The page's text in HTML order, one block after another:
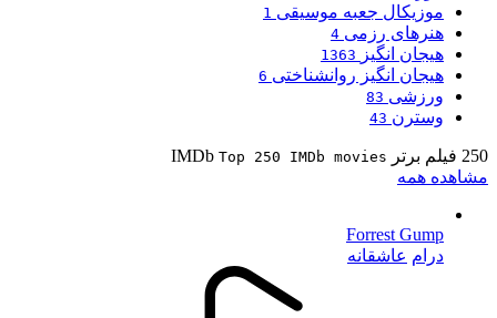
موزیکال جعبه موسیقی 1
هنرهای رزمی 4
هیجان انگیز 1363
هیجان انگیز روانشناختی 6
ورزشی 83
وسترن 43
250 فیلم برتر IMDb Top 250 IMDb movies
مشاهده همه
Forrest Gump
درام عاشقانه